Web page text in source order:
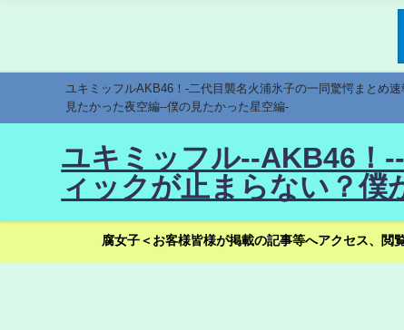
ユキミッフルAKB46！-二代目襲名火浦氷子の一同驚愕まとめ
見たかった夜空編--僕の見たかった星空編-
ユキミッフル--AKB46！
ィックが止まらない？僕
腐女子＜お客様皆様が掲載の記事等へアクセス、閲